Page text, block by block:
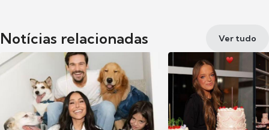
Notícias relacionadas Ver tudo